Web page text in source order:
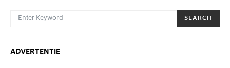
SEARCH FOR:
SEARCH
ADVERTENTIE